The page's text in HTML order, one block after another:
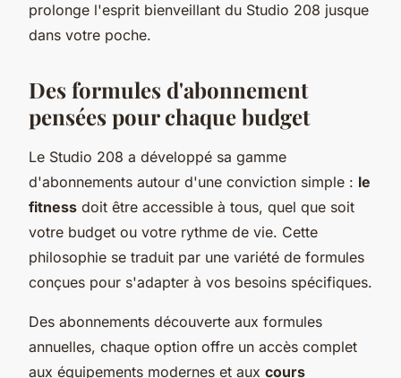
prolonge l'esprit bienveillant du Studio 208 jusque
dans votre poche.
Des formules d'abonnement
pensées pour chaque budget
Le Studio 208 a développé sa gamme
d'abonnements autour d'une conviction simple : le
fitness doit être accessible à tous, quel que soit
votre budget ou votre rythme de vie. Cette
philosophie se traduit par une variété de formules
conçues pour s'adapter à vos besoins spécifiques.
Des abonnements découverte aux formules
annuelles, chaque option offre un accès complet
aux équipements modernes et aux cours